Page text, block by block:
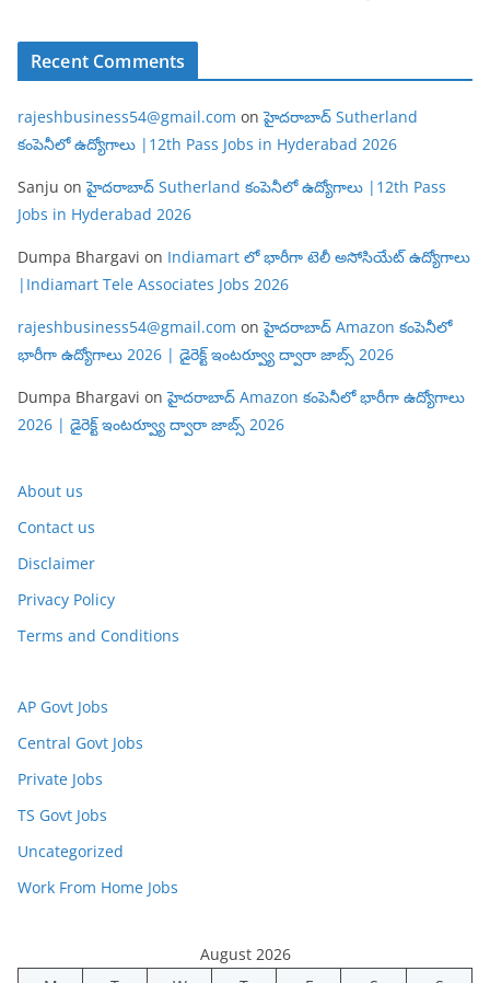
Recent Comments
rajeshbusiness54@gmail.com onహైదరాబాద్ Sutherland
కంపెనీలో ఉద్యోగాలు |12th Pass Jobs in Hyderabad 2026
Sanju onహైదరాబాద్ Sutherland కంపెనీలో ఉద్యోగాలు |12th Pass
Jobs in Hyderabad 2026
Dumpa Bhargavi on Indiamart లో భారీగా టెలీ అసోసియేట్ ఉద్యోగాలు
|Indiamart Tele Associates Jobs 2026
rajeshbusiness54@gmail.com onహైదరాబాద్ Amazon కంపెనీలో
భారీగా ఉద్యోగాలు 2026 | డైరెక్ట్ ఇంటర్వ్యూ ద్వారా జాబ్స్ 2026
Dumpa Bhargavi onహైదరాబాద్ Amazon కంపెనీలో భారీగా ఉద్యోగాలు
2026 | డైరెక్ట్ ఇంటర్వ్యూ ద్వారా జాబ్స్ 2026
About us
Contact us
Disclaimer
Privacy Policy
Terms and Conditions
AP Govt Jobs
Central Govt Jobs
Private Jobs
TS Govt Jobs
Uncategorized
Work From Home Jobs
August 2026